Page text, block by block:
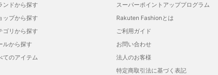
ンドから探す
ップから探す
ゴリから探す
ルから探す
てのアイテム
スーパーポイントアッププログラム
Rakuten Fashionとは
ご利用ガイド
お問い合わせ
法人のお客様
特定商取引法に基づく表記